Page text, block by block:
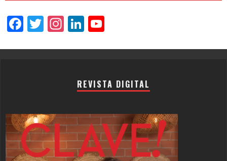
Facebook
Twitter
Instagram
LinkedIn
REVISTA DIGITAL